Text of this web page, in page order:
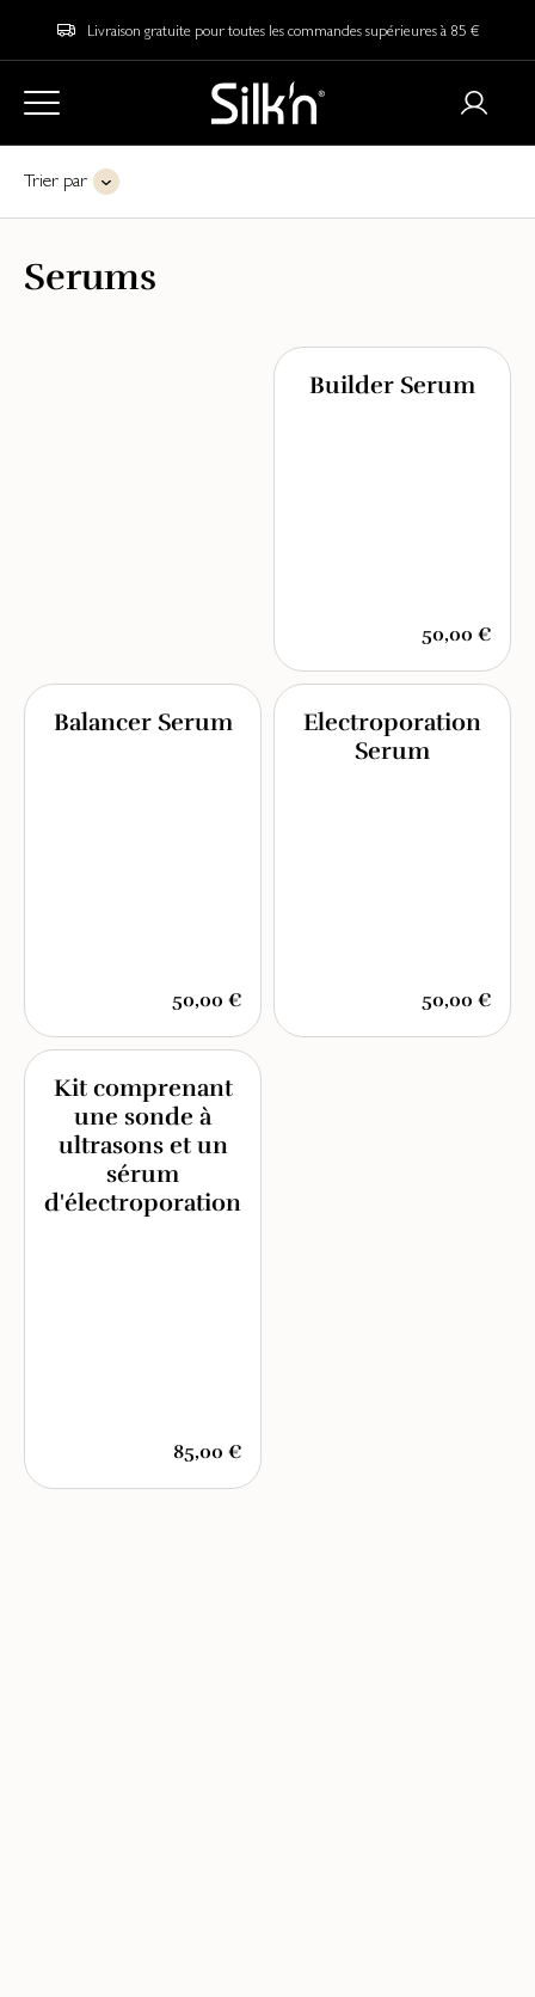
Livraison gratuite pour toutes les commandes supérieures à 85 €
Trier par
Serums
Builder Serum
50,00 €
Balancer Serum
50,00 €
Electroporation
Serum
50,00 €
Kit comprenant
une sonde à
ultrasons et un
sérum
d'électroporation
85,00 €